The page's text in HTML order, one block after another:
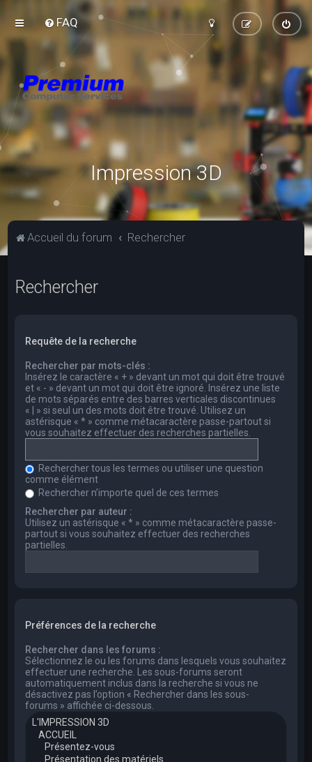
FAQ
Impression 3D
Accueil du forum Rechercher
Rechercher
Requête de la recherche
Rechercher par mots-clés :
Insérez le caractère « + » devant un mot qui doit être trouvé
et « - » devant un mot qui doit être ignoré. Insérez une liste
de mots séparés entre des barres verticales discontinues
« | » si seul un des mots doit être trouvé. Utilisez un
astérisque « * » comme métacaractère passe-partout si
vous souhaitez effectuer des recherches partielles.
Rechercher tous les termes ou utiliser une question
comme élément
Rechercher n’importe quel de ces termes
Rechercher par auteur :
Utilisez un astérisque « * » comme métacaractère passe-
partout si vous souhaitez effectuer des recherches
partielles.
Préférences de la recherche
Rechercher dans les forums :
Sélectionnez le ou les forums dans lesquels vous souhaitez
effectuer une recherche. Les sous-forums seront
automatiquement inclus dans la recherche si vous ne
désactivez pas l’option « Rechercher dans les sous-
forums » affichée ci-dessous.